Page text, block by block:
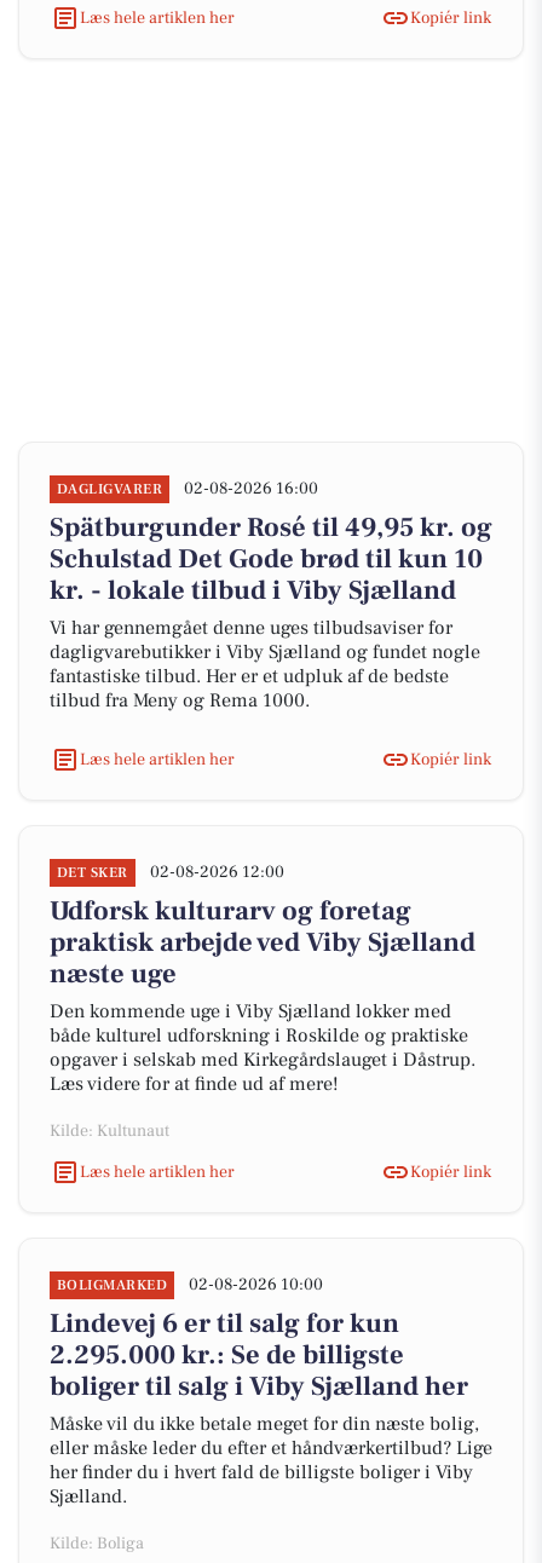
Læs hele artiklen her Kopiér link
DAGLIGVARER 02-08-2026 16:00
Spätburgunder Rosé til 49,95 kr. og
Schulstad Det Gode brød til kun 10
kr. - lokale tilbud i Viby Sjælland
Vi har gennemgået denne uges tilbudsaviser for
dagligvarebutikker i Viby Sjælland og fundet nogle
fantastiske tilbud. Her er et udpluk af de bedste
tilbud fra Meny og Rema 1000.
Læs hele artiklen her Kopiér link
DET SKER 02-08-2026 12:00
Udforsk kulturarv og foretag
praktisk arbejde ved Viby Sjælland
næste uge
Den kommende uge i Viby Sjælland lokker med
både kulturel udforskning i Roskilde og praktiske
opgaver i selskab med Kirkegårdslauget i Dåstrup.
Læs videre for at finde ud af mere!
Kilde: Kultunaut
Læs hele artiklen her
Kopiér link
BOLIGMARKED 02-08-2026 10:00
Lindevej 6 er til salg for kun
2.295.000 kr.: Se de billigste
boliger til salg i Viby Sjælland her
Måske vil du ikke betale meget for din næste bolig,
eller måske leder du efter et håndværkertilbud? Lige
her finder du i hvert fald de billigste boliger i Viby
Sjælland.
Kilde: Boliga